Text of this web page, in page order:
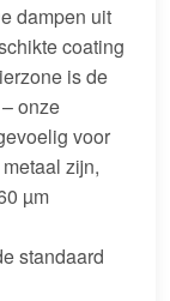
dampen uit
coating
is de
onze
voor
zijn,
µm
standaard